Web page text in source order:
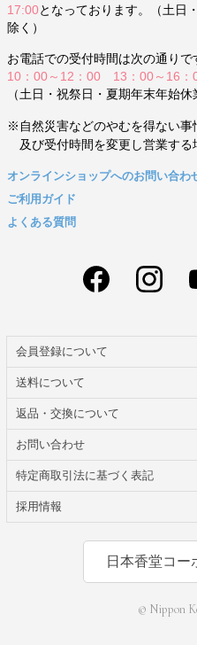
17:00となっております。（土日
除く）
お電話での受付時間は次の通りで
10：00～12：00 13：00～16：
（土日・祝祭日・夏期年末年始休
※自然災害などのやむを得ない
及び受付時間を変更し営業する
オンラインショップへのお問い合わ
ご利用ガイド
よくある質問
会員登録について
送料について
返品・交換について
お問い合わせ
特定商取引法に基づく表記
採用情報
日本香堂コー
© Nippon